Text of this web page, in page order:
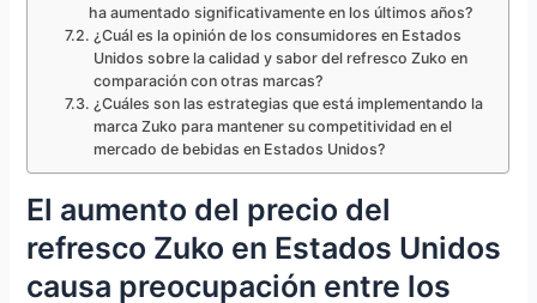
ha aumentado significativamente en los últimos años?
¿Cuál es la opinión de los consumidores en Estados
Unidos sobre la calidad y sabor del refresco Zuko en
comparación con otras marcas?
¿Cuáles son las estrategias que está implementando la
marca Zuko para mantener su competitividad en el
mercado de bebidas en Estados Unidos?
El aumento del precio del
refresco Zuko en Estados Unidos
causa preocupación entre los